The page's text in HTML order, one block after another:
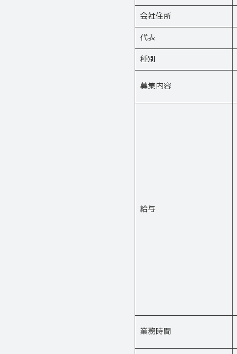
会社住所
代表
種別
募集内容
給与
業務時間